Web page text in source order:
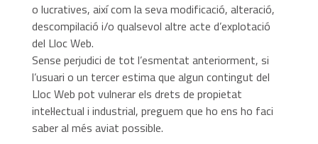
o lucratives, així com la seva modificació, alteració,
descompilació i/o qualsevol altre acte d’explotació
del Lloc Web.
Sense perjudici de tot l’esmentat anteriorment, si
l’usuari o un tercer estima que algun contingut del
Lloc Web pot vulnerar els drets de propietat
intel·lectual i industrial, preguem que ho ens ho faci
saber al més aviat possible.